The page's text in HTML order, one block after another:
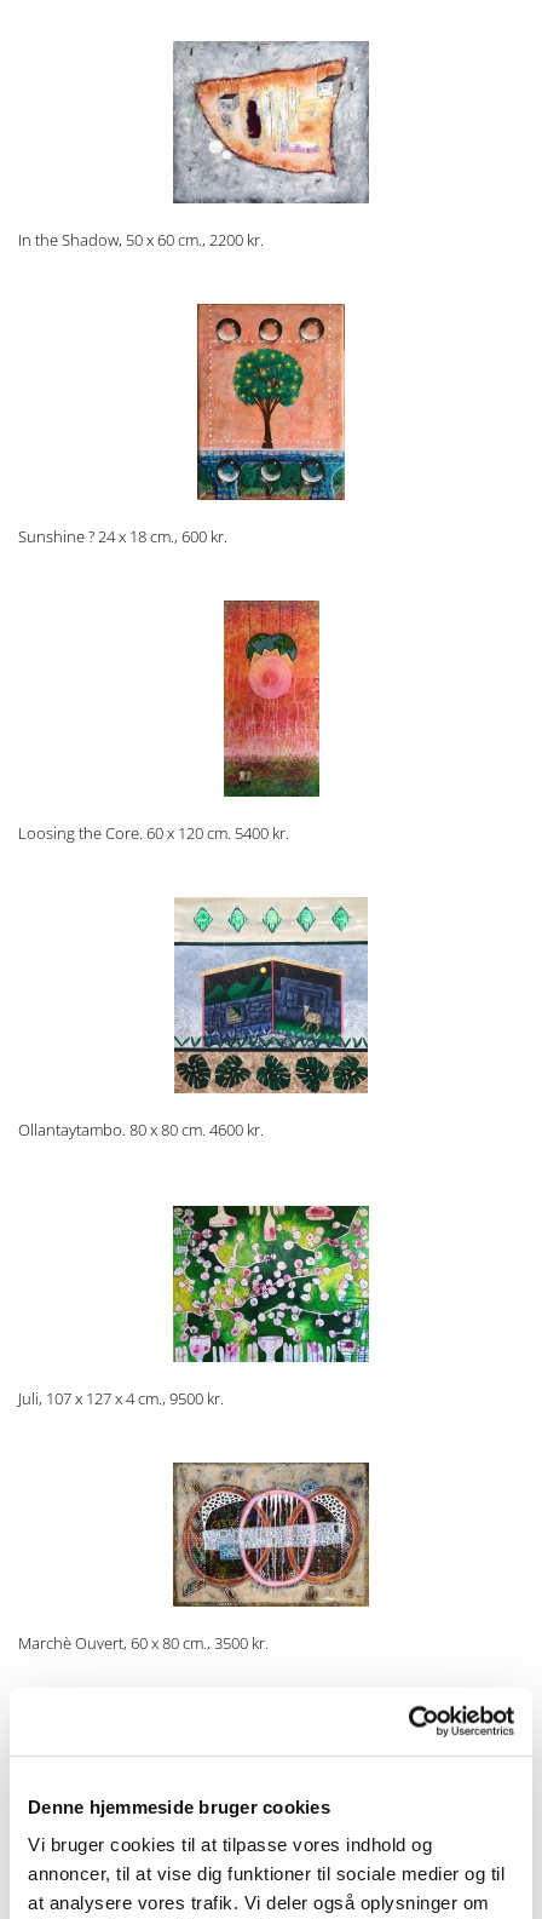
Denne hjemmeside bruger cookies
Vi bruger cookies til at tilpasse vores indhold og
annoncer, til at vise dig funktioner til sociale medier og til
at analysere vores trafik. Vi deler også oplysninger om
In the Shadow, 50 x 60 cm., 2200 kr.
Sunshine ? 24 x 18 cm., 600 kr.
Loosing the Core. 60 x 120 cm. 5400 kr.
Ollantaytambo. 80 x 80 cm. 4600 kr.
Juli, 107 x 127 x 4 cm., 9500 kr.
Marchè Ouvert, 60 x 80 cm., 3500 kr.
Up-Hill, 60 x 80 cm., 3500 kr.